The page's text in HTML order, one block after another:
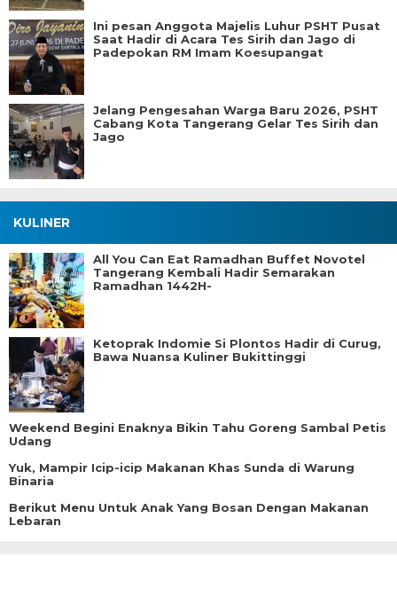
Ini pesan Anggota Majelis Luhur PSHT Pusat
Saat Hadir di Acara Tes Sirih dan Jago di
Padepokan RM Imam Koesupangat
Jelang Pengesahan Warga Baru 2026, PSHT
Cabang Kota Tangerang Gelar Tes Sirih dan
Jago
KULINER
All You Can Eat Ramadhan Buffet Novotel
Tangerang Kembali Hadir Semarakan
Ramadhan 1442H-
Ketoprak Indomie Si Plontos Hadir di Curug,
Bawa Nuansa Kuliner Bukittinggi
Weekend Begini Enaknya Bikin Tahu Goreng Sambal Petis
Udang
Yuk, Mampir Icip-icip Makanan Khas Sunda di Warung
Binaria
Berikut Menu Untuk Anak Yang Bosan Dengan Makanan
Lebaran